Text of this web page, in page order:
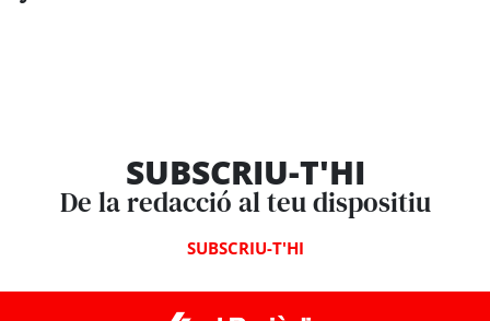
SUBSCRIU-T'HI
De la redacció al teu dispositiu
SUBSCRIU-T'HI